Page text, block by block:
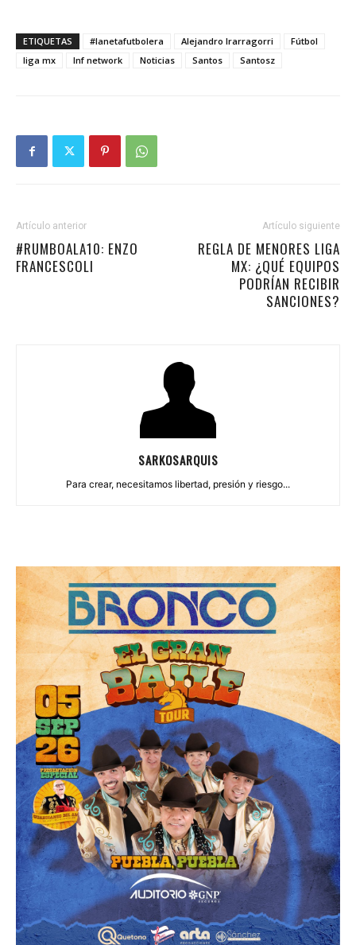
ETIQUETAS #lanetafutbolera Alejandro Irarragorri
Fútbol
liga mx
lnf network Noticias Santos Santosz
Artículo anterior
#RUMBOALA10: ENZO
FRANCESCOLI
Artículo siguiente
REGLA DE MENORES LIGA
MX: ¿QUÉ EQUIPOS
PODRÍAN RECIBIR
SANCIONES?
SARKOSARQUIS
Para crear, necesitamos libertad, presión y riesgo...